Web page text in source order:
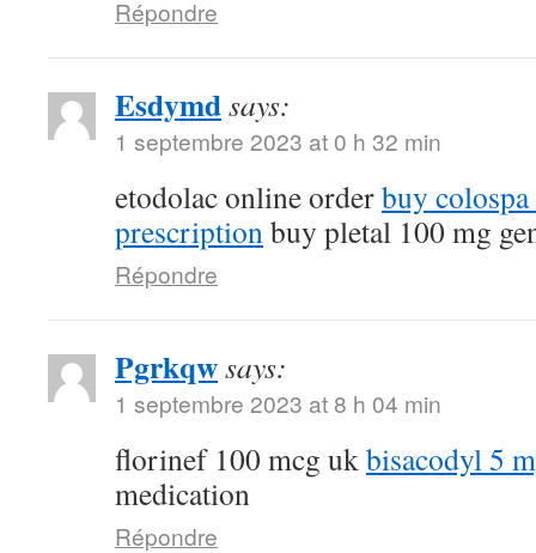
Répondre
Esdymdsays:
1 septembre 2023 at 0 h 32 min
etodolac online orderbuy
prescriptionbuy pletal 100 mg
Répondre
Pgrkqwsays:
1 septembre 2023 at 8 h 04 min
florinef 100 mcg ukbisacodyl 5
medication
Répondre